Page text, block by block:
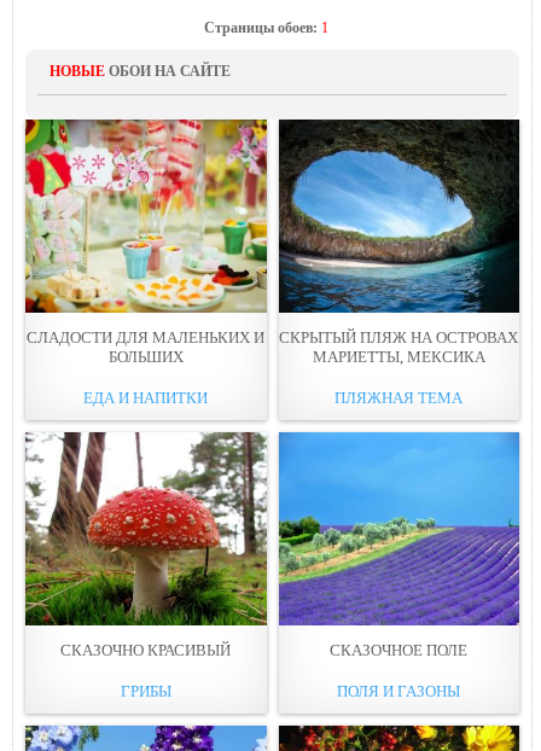
Страницы обоев: 1
НОВЫЕ ОБОИ НА САЙТЕ
СЛАДОСТИ ДЛЯ МАЛЕНЬКИХ И
БОЛЬШИХ
ЕДА И НАПИТКИ
СКРЫТЫЙ ПЛЯЖ НА ОСТРОВАХ
МАРИЕТТЫ, МЕКСИКА
ПЛЯЖНАЯ ТЕМА
СКАЗОЧНО КРАСИВЫЙ
ГРИБЫ
СКАЗОЧНОЕ ПОЛЕ
ПОЛЯ И ГАЗОНЫ